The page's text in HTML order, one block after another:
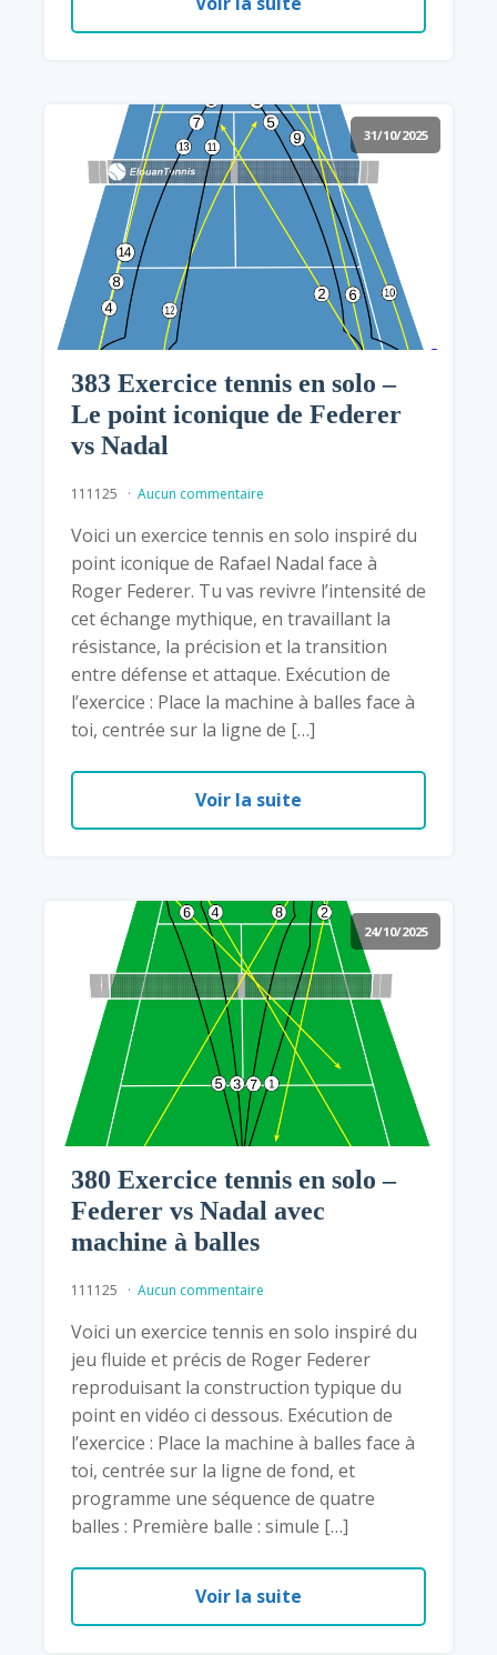
31/10/2025
383 Exercice tennis en solo –
Le point iconique de Federer
vs Nadal
111125 Aucun commentaire
Voici un exercice tennis en solo inspiré du
point iconique de Rafael Nadal face à
Roger Federer. Tu vas revivre l’intensité de
cet échange mythique, en travaillant la
résistance, la précision et la transition
entre défense et attaque. Exécution de
l’exercice : Place la machine à balles face à
toi, centrée sur la ligne de […]
Voir la suite
24/10/2025
380 Exercice tennis en solo –
Federer vs Nadal avec
machine à balles
111125 Aucun commentaire
Voici un exercice tennis en solo inspiré du
jeu fluide et précis de Roger Federer
reproduisant la construction typique du
point en vidéo ci dessous. Exécution de
l’exercice : Place la machine à balles face à
toi, centrée sur la ligne de fond, et
programme une séquence de quatre
balles : Première balle : simule […]
Voir la suite